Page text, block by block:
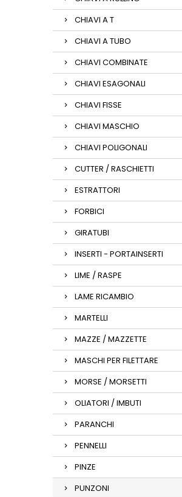
CHIAVI A T
CHIAVI A TUBO
CHIAVI COMBINATE
CHIAVI ESAGONALI
CHIAVI FISSE
CHIAVI MASCHIO
CHIAVI POLIGONALI
CUTTER / RASCHIETTI
ESTRATTORI
FORBICI
GIRATUBI
INSERTI - PORTAINSERTI
LIME / RASPE
LAME RICAMBIO
MARTELLI
MAZZE / MAZZETTE
MASCHI PER FILETTARE
MORSE / MORSETTI
OLIATORI / IMBUTI
PARANCHI
PENNELLI
PINZE
PUNZONI